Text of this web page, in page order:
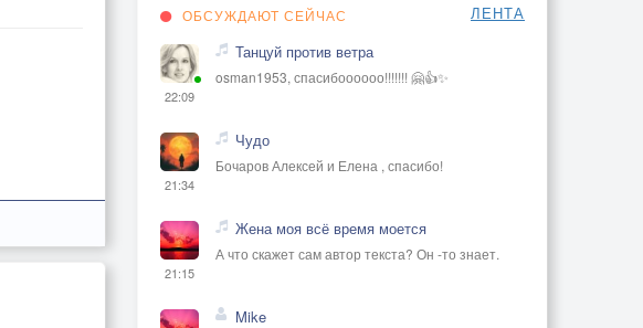
ОБСУЖДАЮТ СЕЙЧАС ЛЕНТА
22:09
Танцуй против ветра
osman1953, спасибоооооо!!!!!!! 🤗👍✨
21:34
Чудо
Бочаров Алексей и Елена , спасибо!
21:15
Жена моя всё время моется
А что скажет сам автор текста? Он -то знает.
Mike